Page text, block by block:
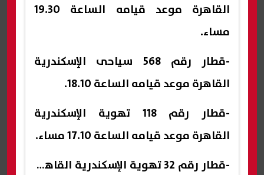
القاهرة موعد قيامه الساعة 19.30
مساء.
-قطار رقم 568 سياحى الإسكندرية
القاهرة موعد قيامه الساعة 18.10.
-قطار رقم 118 تهوية الإسكندرية
القاهرة موعد قيامه الساعة 17.10 مساء.
-قطار رقم 32 تهوية الإسكندرية القاهرة